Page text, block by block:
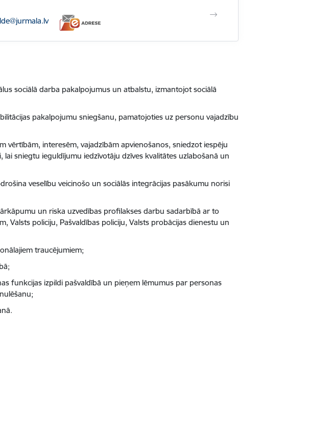
sociālā darba pakalpojumus un atbalstu, izmantojot sociālā
pakalpojumu sniegšanu, pamatojoties uz personu vajadzību
vērtībām, interesēm, vajadzībām apvienošanos, sniedzot iespēju
sniegtu ieguldījumu iedzīvotāju dzīves kvalitātes uzlabošanā un
veselību veicinošo un sociālās integrācijas pasākumu norisi
un riska uzvedības profilakses darbu sadarbībā ar to
Valsts policiju, Pašvaldības policiju, Valsts probācijas dienestu un
traucējumiem;
funkcijas izpildi pašvaldībā un pieņem lēmumus par personas